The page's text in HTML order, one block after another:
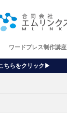
ワードプレス制作講座